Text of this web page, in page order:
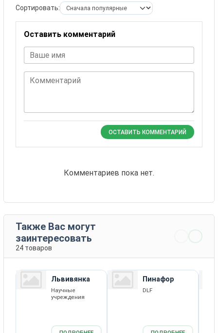
Сортировать:
Оставить комментарий
Ваше имя
Комментарий
ОСТАВИТЬ КОММЕНТАРИЙ
Комментариев пока нет.
Также Вас могут
заинтересовать
24 товаров
Львивянка
Научные
учреждения
Пинафор
DLF